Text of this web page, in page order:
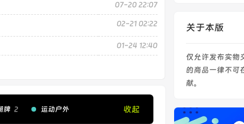
07-20 22:07
02-21 02:22
01-24 12:40
收起
牌 2 运动户外
关于本版
仅允许发布实物
的商品一律不可
献。